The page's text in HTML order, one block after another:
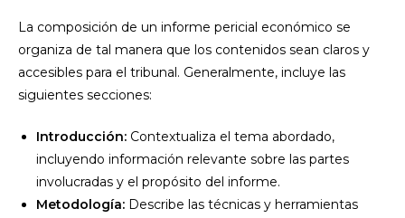
La composición de un informe pericial económico se
organiza de tal manera que los contenidos sean claros y
accesibles para el tribunal. Generalmente, incluye las
siguientes secciones:
Introducción: Contextualiza el tema abordado,
incluyendo información relevante sobre las partes
involucradas y el propósito del informe.
Metodología: Describe las técnicas y herramientas